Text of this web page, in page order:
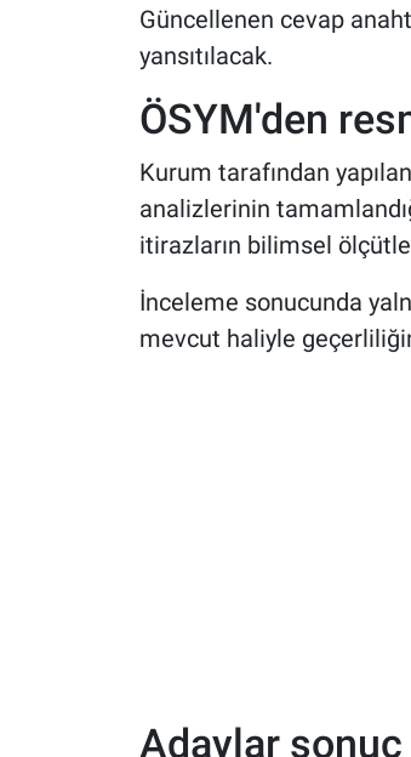
Güncellenen cevap
yansıtılacak.
ÖSYM'den
Kurum tarafından
analizlerinin
itirazların bilimsel
İnceleme sonucunda
mevcut haliyle
Adaylar sonuç